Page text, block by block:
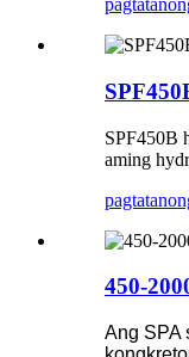
SPF450B
aming
450-
Ang SPA